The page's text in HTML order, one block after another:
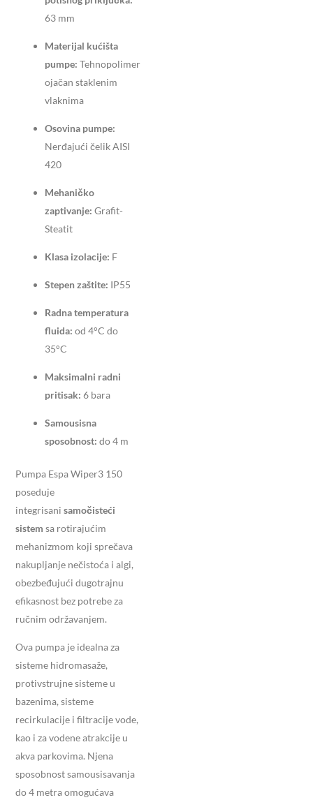
63 mm
Materijal kućišta
pumpe: Tehnopolimer
ojačan staklenim
vlaknima
Osovina pumpe:
Nerđajući čelik AISI
420
Mehaničko
zaptivanje: Grafit-
Steatit
Klasa izolacije: F
Stepen zaštite: IP55
Radna temperatura
fluida: od 4°C do
35°C
Maksimalni radni
pritisak: 6 bara
Samousisna
sposobnost: do 4 m
Pumpa Espa Wiper3 150
poseduje
integrisani samočisteći
sistem sa rotirajućim
mehanizmom koji sprečava
nakupljanje nečistoća i algi,
obezbeđujući dugotrajnu
efikasnost bez potrebe za
ručnim održavanjem.
Ova pumpa je idealna za
sisteme hidromasaže,
protivstrujne sisteme u
bazenima, sisteme
recirkulacije i filtracije vode,
kao i za vodene atrakcije u
akva parkovima. Njena
sposobnost samousisavanja
do 4 metra omogućava